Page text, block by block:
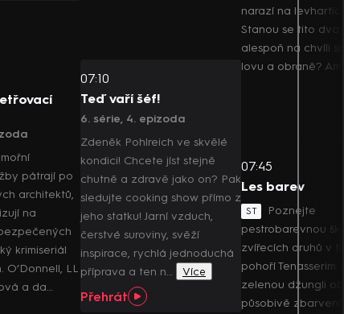
pátrají po
architektů,
na
krimiseriál
O’Donnell, LL
a da…
07:10
Teď vaří šéf!
6. série, 4. epizoda
Zdeněk Pohlreich ve skvělé
kondici! Chcete jíst stejně
chutně a zdravě jako on? Pak
sledujte cooking show přímo z
jeho statku! Jarní vzduch,
čerstvé suroviny, svěží
inspirace, rychlá jednoduchá
příprava a ten n…
Více
Přehrát
narazí na
Stanou se tito dva
alespoň na chvíli
lovu a obraně?
07:45
Les barev
ST
Poznejte
pestrobarevnou
zvířecích druhů v
pohoří Tenasserim.
zelenou džungli
působivě zbarvení